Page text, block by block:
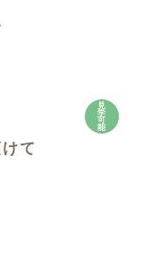
見
学
可
能
て